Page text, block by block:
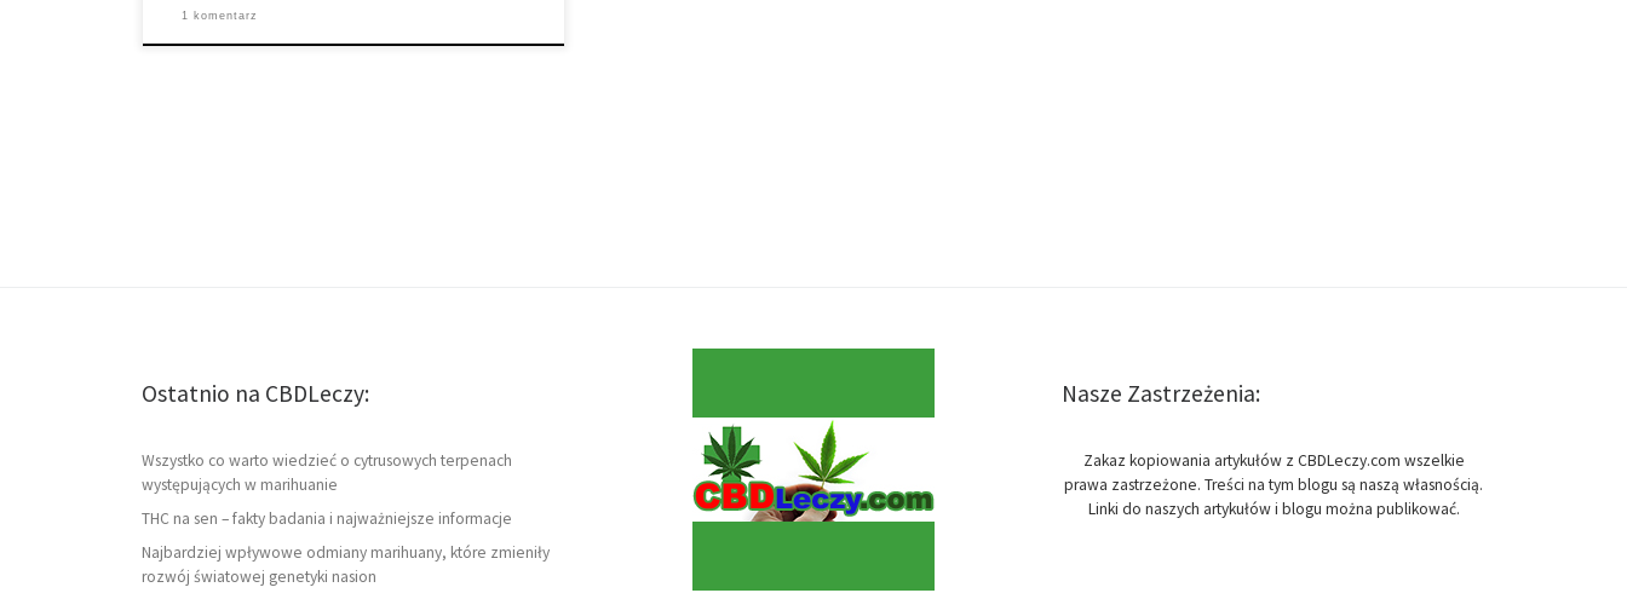
1 komentarz
Ostatnio na CBDLeczy:
Wszystko co warto wiedzieć o cytrusowych terpenach
występujących w marihuanie
THC na sen – fakty badania i najważniejsze informacje
Najbardziej wpływowe odmiany marihuany, które zmieniły
rozwój światowej genetyki nasion
Nasze Zastrzeżenia:
Zakaz kopiowania artykułów z CBDLeczy.com wszelkie
prawa zastrzeżone. Treści na tym blogu są naszą własnością.
Linki do naszych artykułów i blogu można publikować.